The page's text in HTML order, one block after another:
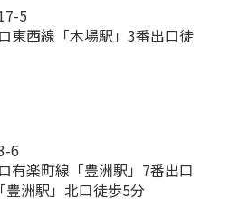
5
東西線「木場駅」3番出口徒
6
有楽町線「豊洲駅」7番出口
洲駅」北口徒歩5分